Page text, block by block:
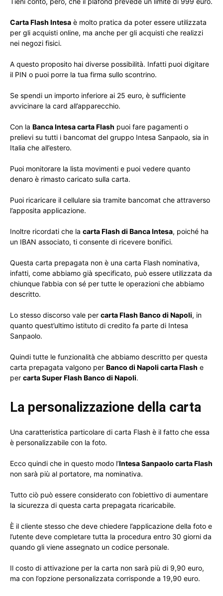
Carta Flash Intesa è molto pratica da poter essere utilizzata
per gli acquisti online, ma anche per gli acquisti che realizzi
nei negozi fisici.
A questo proposito hai diverse possibilità. Infatti puoi digitare
il PIN o puoi porre la tua firma sullo scontrino.
Se spendi un importo inferiore ai 25 euro, è sufficiente
avvicinare la card all’apparecchio.
Con la Banca Intesa carta Flash puoi fare pagamenti o
prelievi su tutti i bancomat del gruppo Intesa Sanpaolo, sia in
Italia che all’estero.
Puoi monitorare la lista movimenti e puoi vedere quanto
denaro è rimasto caricato sulla carta.
Puoi ricaricare il cellulare sia tramite bancomat che attraverso
l’apposita applicazione.
Inoltre ricordati che la carta Flash di Banca Intesa, poiché ha
un IBAN associato, ti consente di ricevere bonifici.
Questa carta prepagata non è una carta Flash nominativa,
infatti, come abbiamo già specificato, può essere utilizzata da
chiunque l’abbia con sé per tutte le operazioni che abbiamo
descritto.
Lo stesso discorso vale per carta Flash Banco di Napoli, in
quanto quest’ultimo istituto di credito fa parte di Intesa
Sanpaolo.
Quindi tutte le funzionalità che abbiamo descritto per questa
carta prepagata valgono per Banco di Napoli carta Flash e
per carta Super Flash Banco di Napoli.
La personalizzazione della carta
Una caratteristica particolare di carta Flash è il fatto che essa
è personalizzabile con la foto.
Ecco quindi che in questo modo l’Intesa Sanpaolo carta Flash
non sarà più al portatore, ma nominativa.
Tutto ciò può essere considerato con l’obiettivo di aumentare
la sicurezza di questa carta prepagata ricaricabile.
È il cliente stesso che deve chiedere l’applicazione della foto e
l’utente deve completare tutta la procedura entro 30 giorni da
quando gli viene assegnato un codice personale.
Il costo di attivazione per la carta non sarà più di 9,90 euro,
ma con l’opzione personalizzata corrisponde a 19,90 euro.